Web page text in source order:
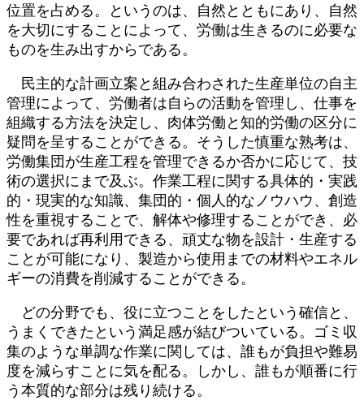
位置を占める。というのは、自然とともにあり、自然
を大切にすることによって、労働は生きるのに必要な
ものを生み出すからである。
民主的な計画立案と組み合わされた生産単位の自主
管理によって、労働者は自らの活動を管理し、仕事を
組織する方法を決定し、肉体労働と知的労働の区分に
疑問を呈することができる。そうした慎重な熟考は、
労働集団が生産工程を管理できるか否かに応じて、技
術の選択にまで及ぶ。作業工程に関する具体的・実践
的・現実的な知識、集団的・個人的なノウハウ、創造
性を重視することで、解体や修理することができ、必
要であれば再利用できる、頑丈な物を設計・生産する
ことが可能になり、製造から使用までの材料やエネル
ギーの消費を削減することができる。
どの分野でも、役に立つことをしたという確信と、
うまくできたという満足感が結びついている。ゴミ収
集のような単調な作業に関しては、誰もが負担や難易
度を減らすことに気を配る。しかし、誰もが順番に行
う本質的な部分は残り続ける。